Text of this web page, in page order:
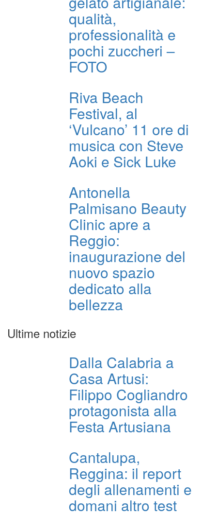
qualità,
professionalità e
pochi zuccheri –
FOTO
Riva Beach
Festival, al
‘Vulcano’ 11 ore di
musica con Steve
Aoki e Sick Luke
Antonella
Palmisano Beauty
Clinic apre a
Reggio:
inaugurazione del
nuovo spazio
dedicato alla
bellezza
Ultime notizie
Dalla Calabria a
Casa Artusi:
Filippo Cogliandro
protagonista alla
Festa Artusiana
Cantalupa,
Reggina: il report
degli allenamenti e
domani altro test